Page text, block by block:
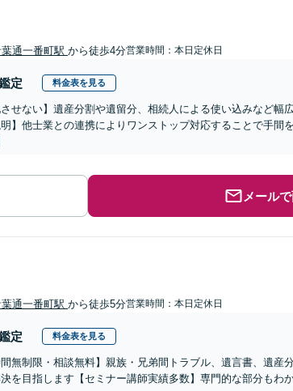
通一番町駅 から徒歩4分営業時間：本日定休日
定 料金表を見る
せない】遺産分割や遺留分、相続人による使い込みなど幅
明】他士業との連携によりワンストップ対応することで手間
メール
通一番町駅 から徒歩5分営業時間：本日定休日
定 料金表を見る
間無制限・相談無料】親族・兄弟間トラブル、遺言書、遺産
を目指します【セミナー講師実績多数】専門的な部分もわ